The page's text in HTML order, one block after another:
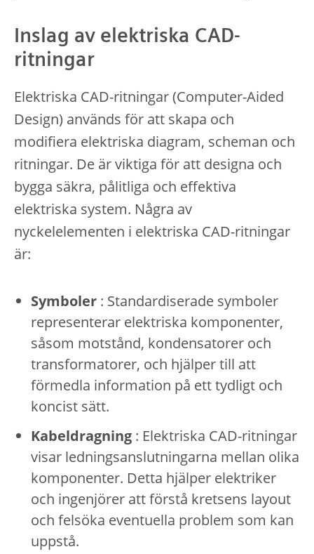
Inslag av elektriska CAD-
ritningar
Elektriska CAD-ritningar (Computer-Aided
Design) används för att skapa och
modifiera elektriska diagram, scheman och
ritningar. De är viktiga för att designa och
bygga säkra, pålitliga och effektiva
elektriska system. Några av
nyckelelementen i elektriska CAD-ritningar
är:
Symboler : Standardiserade symboler
representerar elektriska komponenter,
såsom motstånd, kondensatorer och
transformatorer, och hjälper till att
förmedla information på ett tydligt och
koncist sätt.
Kabeldragning : Elektriska CAD-ritningar
visar ledningsanslutningarna mellan olika
komponenter. Detta hjälper elektriker
och ingenjörer att förstå kretsens layout
och felsöka eventuella problem som kan
uppstå.